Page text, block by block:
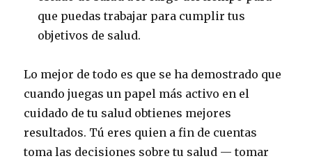
que puedas trabajar para cumplir tus
objetivos de salud.
Lo mejor de todo es que se ha demostrado que
cuando juegas un papel más activo en el
cuidado de tu salud obtienes mejores
resultados. Tú eres quien a fin de cuentas
toma las decisiones sobre tu salud — tomar